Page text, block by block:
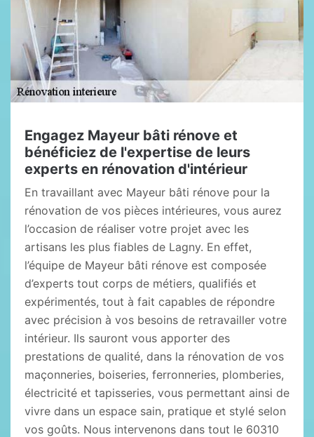
Engagez Mayeur bâti rénove et
bénéficiez de l'expertise de leurs
experts en rénovation d'intérieur
En travaillant avec Mayeur bâti rénove pour la
rénovation de vos pièces intérieures, vous aurez
l’occasion de réaliser votre projet avec les
artisans les plus fiables de Lagny. En effet,
l’équipe de Mayeur bâti rénove est composée
d’experts tout corps de métiers, qualifiés et
expérimentés, tout à fait capables de répondre
avec précision à vos besoins de retravailler votre
intérieur. Ils sauront vous apporter des
prestations de qualité, dans la rénovation de vos
maçonneries, boiseries, ferronneries, plomberies,
électricité et tapisseries, vous permettant ainsi de
vivre dans un espace sain, pratique et stylé selon
vos goûts. Nous intervenons dans tout le 60310